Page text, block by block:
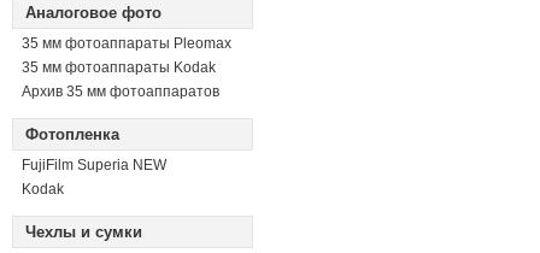
Аналоговое фото
35 мм фотоаппараты Pleomax
35 мм фотоаппараты Kodak
Архив 35 мм фотоаппаратов
Фотопленка
FujiFilm Superia NEW
Kodak
Чехлы и сумки